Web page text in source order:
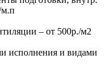
м.п
– от 500р./м2
исполнения и видами